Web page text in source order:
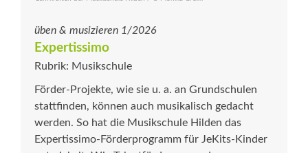
üben & musizieren 1/2026
Expertissimo
Rubrik: Musikschule
Förder-Projekte, wie sie u. a. an Grundschulen
stattfinden, können auch musikalisch gedacht
werden. So hat die Musikschule Hilden das
Expertissimo-Förderprogramm für JeKits-Kinder